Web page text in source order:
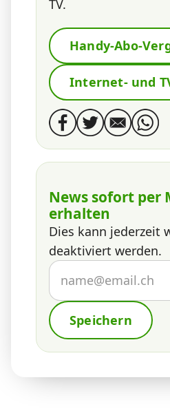
TV.
Handy-Abo-
Internet- und
News sofort per
erhalten
Dies kann jederzeit
deaktiviert werden.
Speichern